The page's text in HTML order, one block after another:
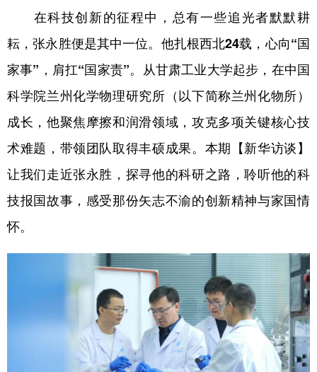
在科技创新的征程中，总有一些追光者默默耕
耘，张永胜便是其中一位。他扎根西北24载，心向“国
家事”，肩扛“国家责”。从甘肃工业大学起步，在中国
科学院兰州化学物理研究所（以下简称兰州化物所）
成长，他聚焦摩擦和润滑领域，攻克多项关键核心技
术难题，带领团队取得丰硕成果。本期【新华访谈】
让我们走近张永胜，探寻他的科研之路，聆听他的科
技报国故事，感受那份矢志不渝的创新精神与家国情
怀。